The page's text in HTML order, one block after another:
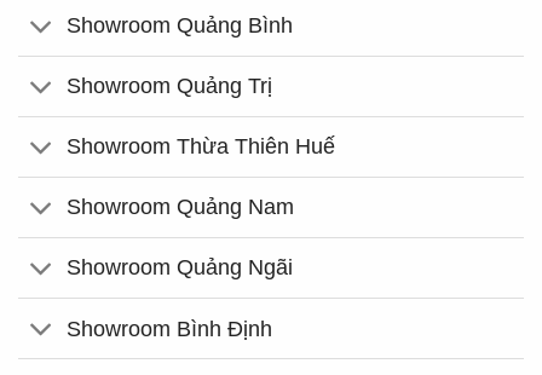
Showroom Quảng Bình
Showroom Quảng Trị
Showroom Thừa Thiên Huế
Showroom Quảng Nam
Showroom Quảng Ngãi
Showroom Bình Định